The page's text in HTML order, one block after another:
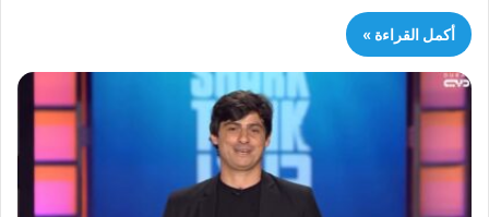
أكمل القراءة »